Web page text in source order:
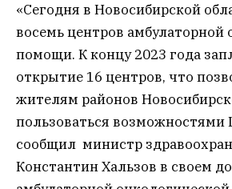
«Сегодня в Новосибирской
восемь центров амбулаторной
помощи. К концу 2023 года
открытие 16 центров, что
жителям районов
пользоваться
сообщил министр
Константин Хальзов в своем